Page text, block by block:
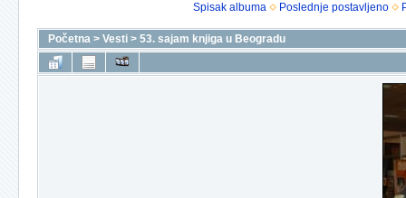
Spisak albuma Poslednje postavljeno
Početna > Vesti > 53. sajam knjiga u Beogradu